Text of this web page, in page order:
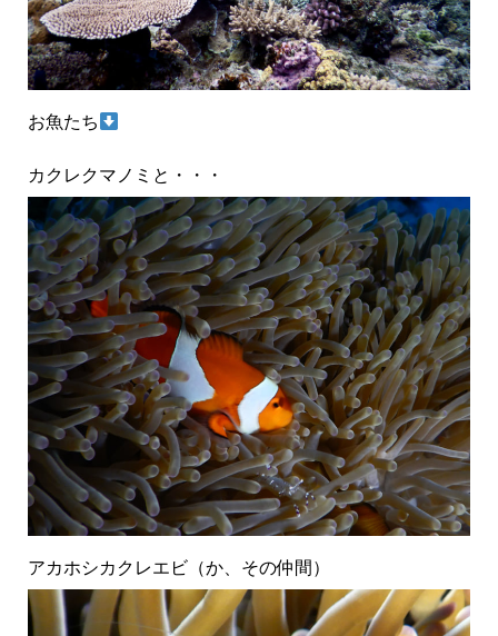
お魚たち
カクレクマノミと・・・
アカホシカクレエビ（か、その仲間）